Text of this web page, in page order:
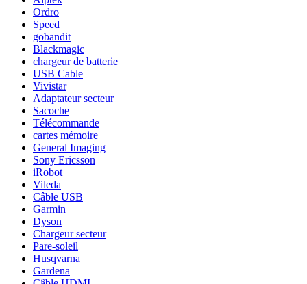
Ordro
Speed
gobandit
Blackmagic
chargeur de batterie
USB Cable
Vivistar
Adaptateur secteur
Sacoche
Télécommande
cartes mémoire
General Imaging
Sony Ericsson
iRobot
Vileda
Câble USB
Garmin
Dyson
Chargeur secteur
Pare-soleil
Husqvarna
Gardena